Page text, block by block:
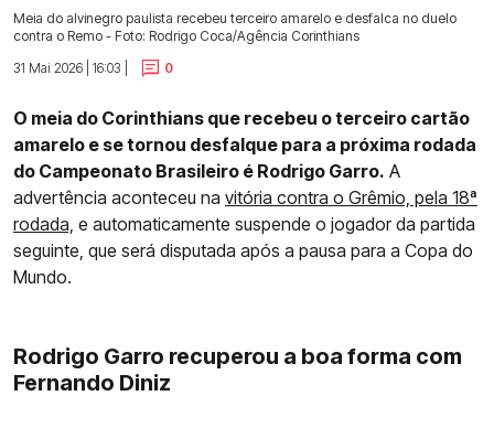
Meia do alvinegro paulista recebeu terceiro amarelo e desfalca no duelo
contra o Remo - Foto: Rodrigo Coca/Agência Corinthians
31 Mai 2026 | 16:03 |
0
O meia do Corinthians que recebeu o terceiro cartão
amarelo e se tornou desfalque para a próxima rodada
do Campeonato Brasileiro é Rodrigo Garro. A
advertência aconteceu na vitória contra o Grêmio, pela 18ª
rodada, e automaticamente suspende o jogador da partida
seguinte, que será disputada após a pausa para a Copa do
Mundo.
Rodrigo Garro recuperou a boa forma com
Fernando Diniz